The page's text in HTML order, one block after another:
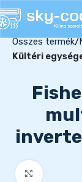
Összes termék
Kültéri
Kattints